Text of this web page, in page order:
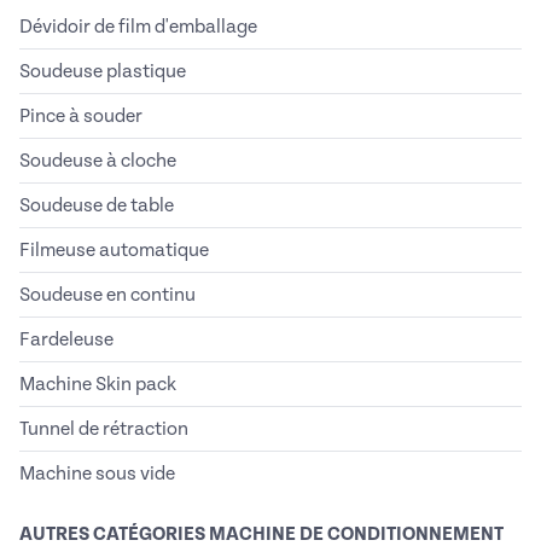
Dévidoir de film d'emballage
Soudeuse plastique
Pince à souder
Soudeuse à cloche
Soudeuse de table
Filmeuse automatique
Soudeuse en continu
Fardeleuse
Machine Skin pack
Tunnel de rétraction
Machine sous vide
AUTRES CATÉGORIES MACHINE DE CONDITIONNEMENT